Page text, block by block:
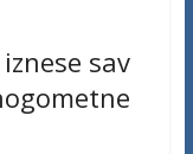
sav